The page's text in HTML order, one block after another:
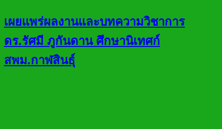
เผยแพร่ผลงานและบทความวิชาการ
ดร.รัศมี ภูกันดาน ศึกษานิเทศก์
สพม.กาฬสินธุ์